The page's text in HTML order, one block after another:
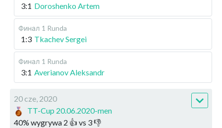
3:1 Doroshenko Artem
Финал 1 Runda
1:3 Tkachev Sergei
Финал 1 Runda
3:1 Averianov Aleksandr
20 cze, 2020
TT-Cup 20.06.2020-men
40% wygrywa 2 👍 vs 3👎